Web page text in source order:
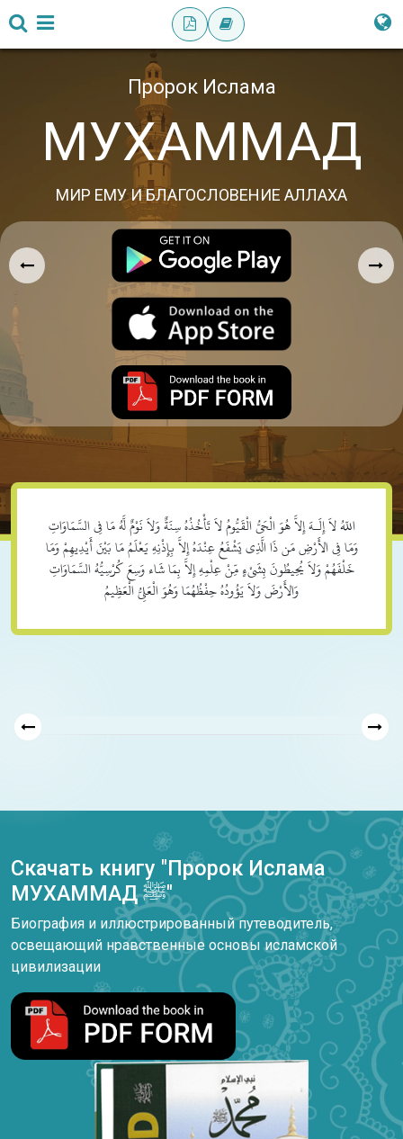
Пророк Ислама
МУХАММАД
МИР ЕМУ И БЛАГОСЛОВЕНИЕ АЛЛАХА
اللّهُ لاَ إِلَـهَ إِلاَّ هُوَ الْحَيُّ الْقَيُّومُ لاَ تَأْخُذُهُ سِنَةٌ وَلاَ نَوْمٌ لَّهُ مَا فِي السَّمَاوَاتِ
وَمَا فِي الأَرْضِ مَن ذَا الَّذِي يَشْفَعُ عِنْدَهُ إِلاَّ بِإِذْنِهِ يَعْلَمُ مَا بَيْنَ أَيْدِيهِمْ وَمَا
خَلْفَهُمْ وَلاَ يُحِيطُونَ بِشَيْءٍ مِّنْ عِلْمِهِ إِلاَّ بِمَا شَاء وَسِعَ كُرْسِيُّهُ السَّمَاوَاتِ
وَالأَرْضَ وَلاَ يَؤُودُهُ حِفْظُهُمَا وَهُوَ الْعَلِيُّ الْعَظِيمُ
Скачать книгу "Пророк Ислама
МУХАММАД ﷺ"
Биография и иллюстрированный путеводитель,
освещающий нравственные основы исламской
цивилизации